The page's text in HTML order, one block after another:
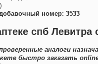
номер: 3533
спб
аналоги
быстро заказать